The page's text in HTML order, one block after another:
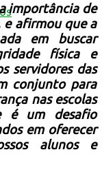
importância de
e afirmou que a
em buscar
física e
servidores das
conjunto para
nas escolas
é um desafio
em oferecer
alunos e